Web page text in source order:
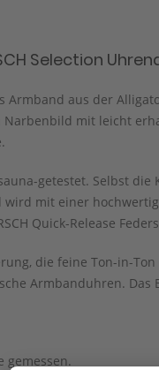
Selection
Armband aus der
mit leicht
getestet. Selbst
mit einer
Quick-Release
die feine Ton-in-
Armbanduhren.
gemessen.